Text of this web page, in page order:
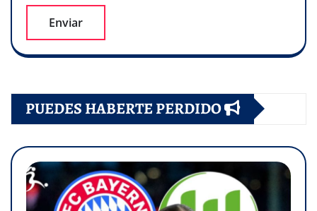
PUEDES HABERTE PERDIDO